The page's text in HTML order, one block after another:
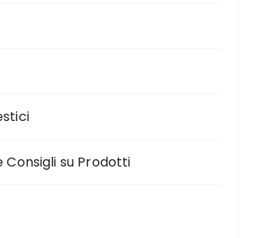
Consigli su Prodotti